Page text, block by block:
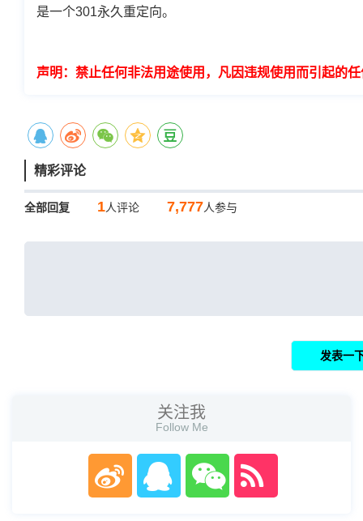
是一个301永久重定向。
声明：禁止任何非法用途使用，凡因违规使用而引起的
精彩评论
全部回复 1人评论 7,777人参与
关注我
Follow Me